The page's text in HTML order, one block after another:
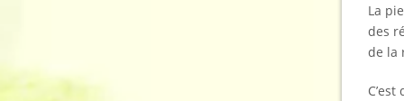
La
des
de la